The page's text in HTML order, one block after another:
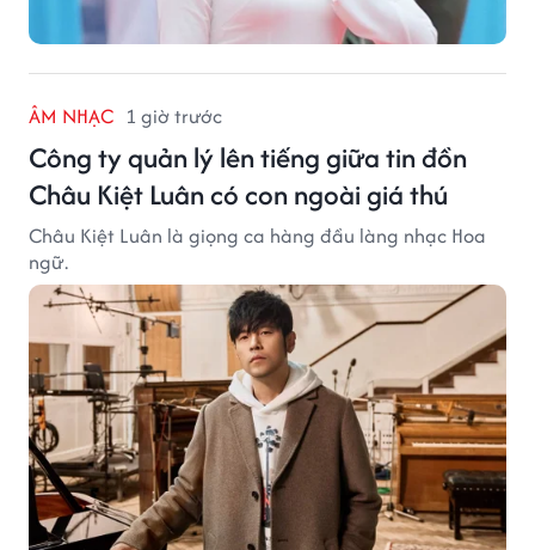
ÂM NHẠC 1 giờ trước
Công ty quản lý lên tiếng giữa tin đồn
Châu Kiệt Luân có con ngoài giá thú
Châu Kiệt Luân là giọng ca hàng đầu làng nhạc Hoa
ngữ.